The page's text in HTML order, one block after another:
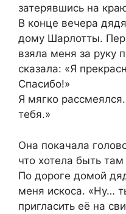
затерявшись на
В конце вечера
дому Шарлотты.
взяла меня за руку
сказала: «Я
Спасибо!»
Я мягко
тебя.»
Она покачала
что хотела быть там
По дороге домой
меня искоса. «Ну…
пригласить её на